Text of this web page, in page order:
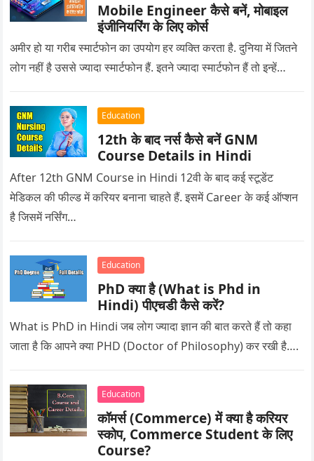
Mobile Engineer कैसे बनें, मोबाइल
इंजीनियरिंग के लिए कोर्स
अमीर हो या गरीब स्मार्टफोन का उपयोग हर व्यक्ति करता है. दुनिया में जितने
लोग नहीं है उससे ज्यादा स्मार्टफोन हैं. इतने ज्यादा स्मार्टफोन हैं तो इन्हें…
Education
12th के बाद नर्स कैसे बनें GNM
Course Details in Hindi
After 12th GNM Course in Hindi 12वी के बाद कई स्टूडेंट
मेडिकल की फील्ड में करियर बनाना चाहते हैं. इसमें Career के कई ऑप्शन
है जिसमें नर्सिंग…
Education
PhD क्या है (What is Phd in
Hindi) पीएचडी कैसे करें?
What is PhD in Hindi जब लोग ज्यादा ज्ञान की बात करते हैं तो कहा
जाता है कि आपने क्या PHD (Doctor of Philosophy) कर रखी है….
Education
कॉमर्स (Commerce) में क्या है करियर
स्कोप, Commerce Student के लिए
Course?